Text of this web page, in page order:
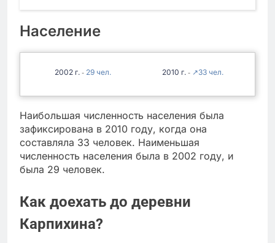
Население
2002 - 29 2010 - ↗33
Наибольшая численность населения была
зафиксирована в 2010 году, когда она
составляла 33 человек. Наименьшая
численность населения была в 2002 году, и
была 29 человек.
Как доехать до деревни
Карпихина?